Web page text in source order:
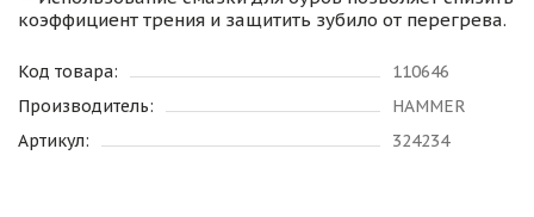
коэффициент трения и защитить зубило от перегрева.
Код товара:
110646
Производитель:
HAMMER
Артикул:
324234